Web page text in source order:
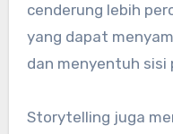
cenderung lebih
yang dapat
dan menyentuh sisi
Storytelling juga